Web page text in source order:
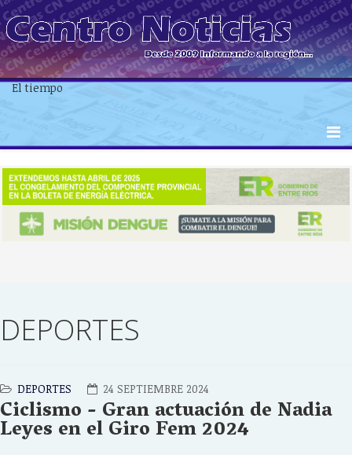
El tiempo
DEPORTES
DEPORTES 24 SEPTIEMBRE 2024
Ciclismo - Gran actuación de Nadia
Leyes en el Giro Fem 2024